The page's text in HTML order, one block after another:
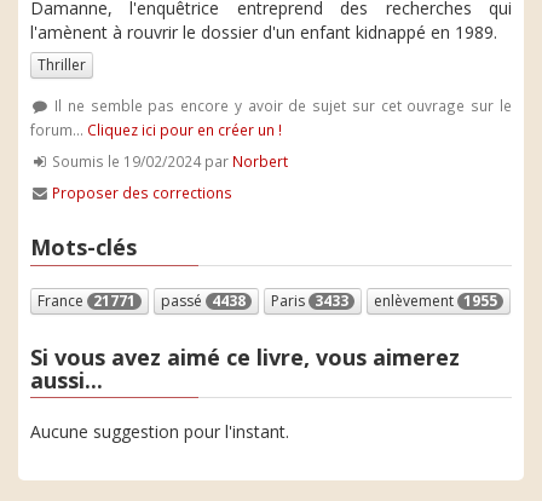
Damanne, l'enquêtrice entreprend des recherches qui
l'amènent à rouvrir le dossier d'un enfant kidnappé en 1989.
Thriller
Il ne semble pas encore y avoir de sujet sur cet ouvrage sur le
forum... Cliquez ici pour en créer un !
Soumis le 19/02/2024 par Norbert
Proposer des corrections
Mots-clés
France 21771 passé 4438 Paris 3433 enlèvement 1955
Si vous avez aimé ce livre, vous aimerez
aussi...
Aucune suggestion pour l'instant.